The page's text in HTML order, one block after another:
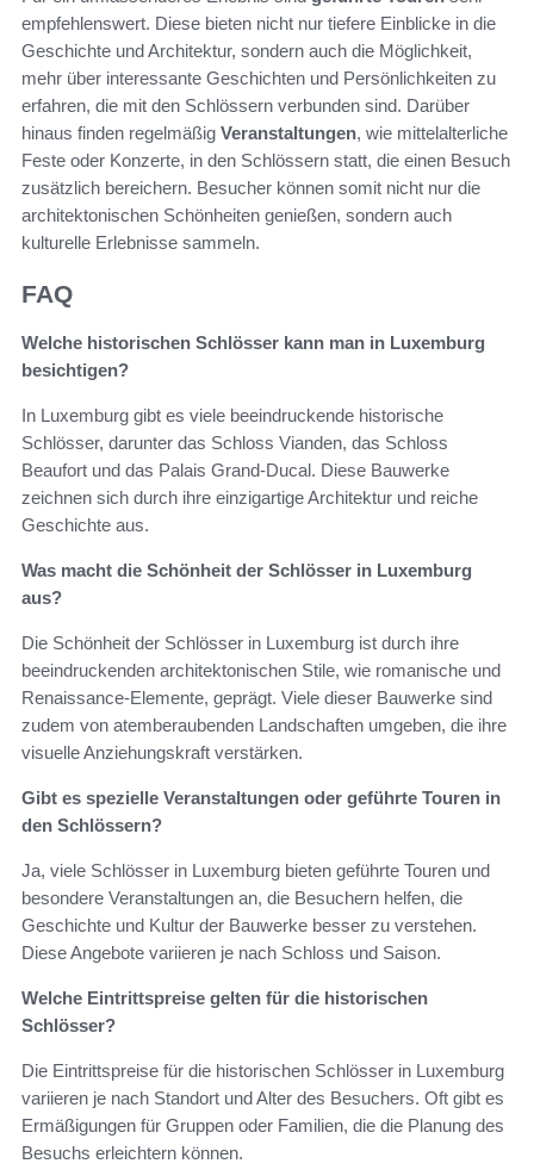
empfehlenswert. Diese bieten nicht nur tiefere Einblicke in die
Geschichte und Architektur, sondern auch die Möglichkeit,
mehr über interessante Geschichten und Persönlichkeiten zu
erfahren, die mit den Schlössern verbunden sind. Darüber
hinaus finden regelmäßig Veranstaltungen, wie mittelalterliche
Feste oder Konzerte, in den Schlössern statt, die einen Besuch
zusätzlich bereichern. Besucher können somit nicht nur die
architektonischen Schönheiten genießen, sondern auch
kulturelle Erlebnisse sammeln.
FAQ
Welche historischen Schlösser kann man in Luxemburg
besichtigen?
In Luxemburg gibt es viele beeindruckende historische
Schlösser, darunter das Schloss Vianden, das Schloss
Beaufort und das Palais Grand-Ducal. Diese Bauwerke
zeichnen sich durch ihre einzigartige Architektur und reiche
Geschichte aus.
Was macht die Schönheit der Schlösser in Luxemburg
aus?
Die Schönheit der Schlösser in Luxemburg ist durch ihre
beeindruckenden architektonischen Stile, wie romanische und
Renaissance-Elemente, geprägt. Viele dieser Bauwerke sind
zudem von atemberaubenden Landschaften umgeben, die ihre
visuelle Anziehungskraft verstärken.
Gibt es spezielle Veranstaltungen oder geführte Touren in
den Schlössern?
Ja, viele Schlösser in Luxemburg bieten geführte Touren und
besondere Veranstaltungen an, die Besuchern helfen, die
Geschichte und Kultur der Bauwerke besser zu verstehen.
Diese Angebote variieren je nach Schloss und Saison.
Welche Eintrittspreise gelten für die historischen
Schlösser?
Die Eintrittspreise für die historischen Schlösser in Luxemburg
variieren je nach Standort und Alter des Besuchers. Oft gibt es
Ermäßigungen für Gruppen oder Familien, die die Planung des
Besuchs erleichtern können.